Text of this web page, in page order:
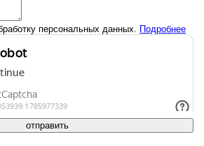
персональных данных. Подробнее
отправить